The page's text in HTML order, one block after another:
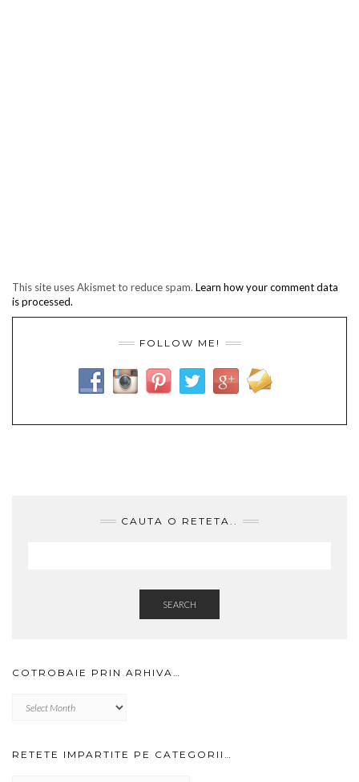
This site uses Akismet to reduce spam. Learn how your comment data
is processed.
FOLLOW ME!
CAUTA O RETETA..
SEARCH
COTROBAIE PRIN ARHIVA…
prin
RETETE IMPARTITE PE CATEGORII…